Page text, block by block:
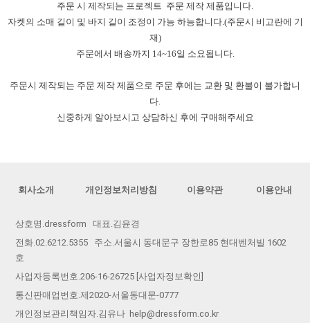
주문 시 제작되는 프로젝트 주문 제작 제품입니다.
자켓의 소매 길이 및 바지 길이 조정이 가능 하능합니다.(주문시 비고란에 기
재)
주문에서 배송까지 14~16일 소요됩니다.
주문시 제작되는 주문 제작 제품으로 주문 후에는 교환 및 환불이 불가합니
다.
신중하게 알아보시고 상담하신 후에 구매해주세요
회사소개 개인정보처리방침 이용약관 이용안내
상호명.dressform 대표.김윤경
전화.02.6212.5355 주소.서울시 동대문구 장한로85 현대벤처빌 1602
호
사업자등록번호.206-16-26725 [사업자정보확인]
통신판매업번호.제2020-서울동대문-0777
개인정보관리책임자.김유나 help@dressform.co.kr